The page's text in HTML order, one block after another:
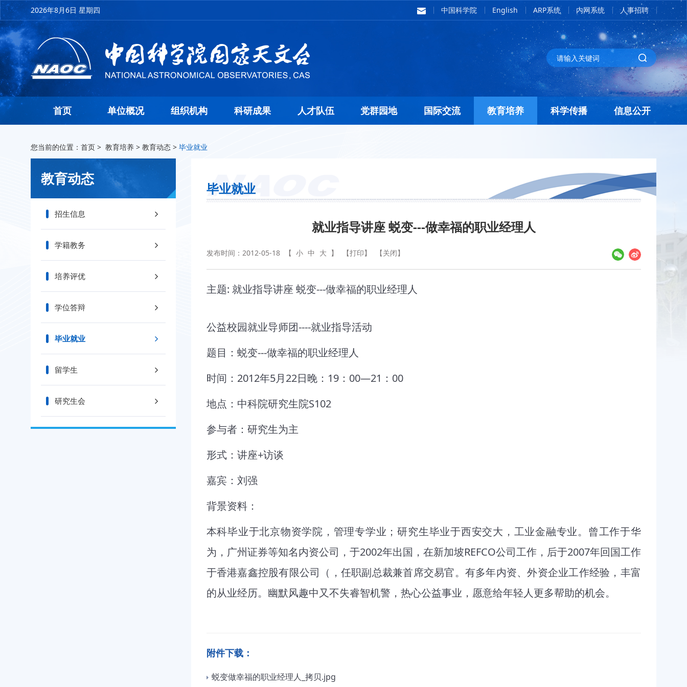
2026年8月6日 星期四 中国科学院 English ARP系统 内网系统 人事招聘
首页 单位概况 组织机构 科研成果 人才队伍 党群园地 国际交流 教育培养 科学传播 信息公开
您当前的位置： 首页 > 教育培养 > 教育动态 > 毕业就业
教育动态
招生信息
学籍教务
培养评优
学位答辩
毕业就业
留学生
研究生会
毕业就业
就业指导讲座 蜕变---做幸福的职业经理人
发布时间：2012-05-18 【 小 中 大 】 【打印】 【关闭】
主题: 就业指导讲座 蜕变---做幸福的职业经理人
公益校园就业导师团----就业指导活动
题目：蜕变---做幸福的职业经理人
时间：2012年5月22日晚：19：00—21：00
地点：中科院研究生院S102
参与者：研究生为主
形式：讲座+访谈
嘉宾：刘强
背景资料：
本科毕业于北京物资学院，管理专学业；研究生毕业于西安交大，工业金融专业。曾工作于华
为，广州证券等知名内资公司，于2002年出国，在新加坡REFCO公司工作，后于2007年回国工作
于香港嘉鑫控股有限公司（，任职副总裁兼首席交易官。有多年内资、外资企业工作经验，丰富
的从业经历。幽默风趣中又不失睿智机警，热心公益事业，愿意给年轻人更多帮助的机会。
附件下载：
蜕变做幸福的职业经理人_拷贝.jpg